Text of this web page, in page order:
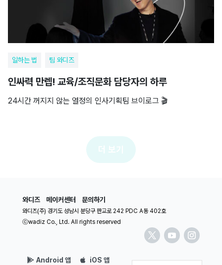
일하는 법 팀 와디즈
인싸력 만렙! 교육/조직문화 담당자의 하루
24시간 꺼지지 않는 열정의 인사기획팀 브이로그 🎬
더 보기
와디즈 메이커센터 문의하기
와디즈(주) 경기도 성남시 분당구 판교로 242 PDC A동 402호
ⓒwadiz Co., Ltd. All rights reserved
Android 앱 iOS 앱